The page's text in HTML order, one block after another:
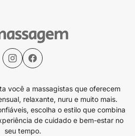
você a massagistas que oferecem
relaxante, nuru e muito mais.
escolha o estilo que combina
de cuidado e bem-estar no
seu tempo.